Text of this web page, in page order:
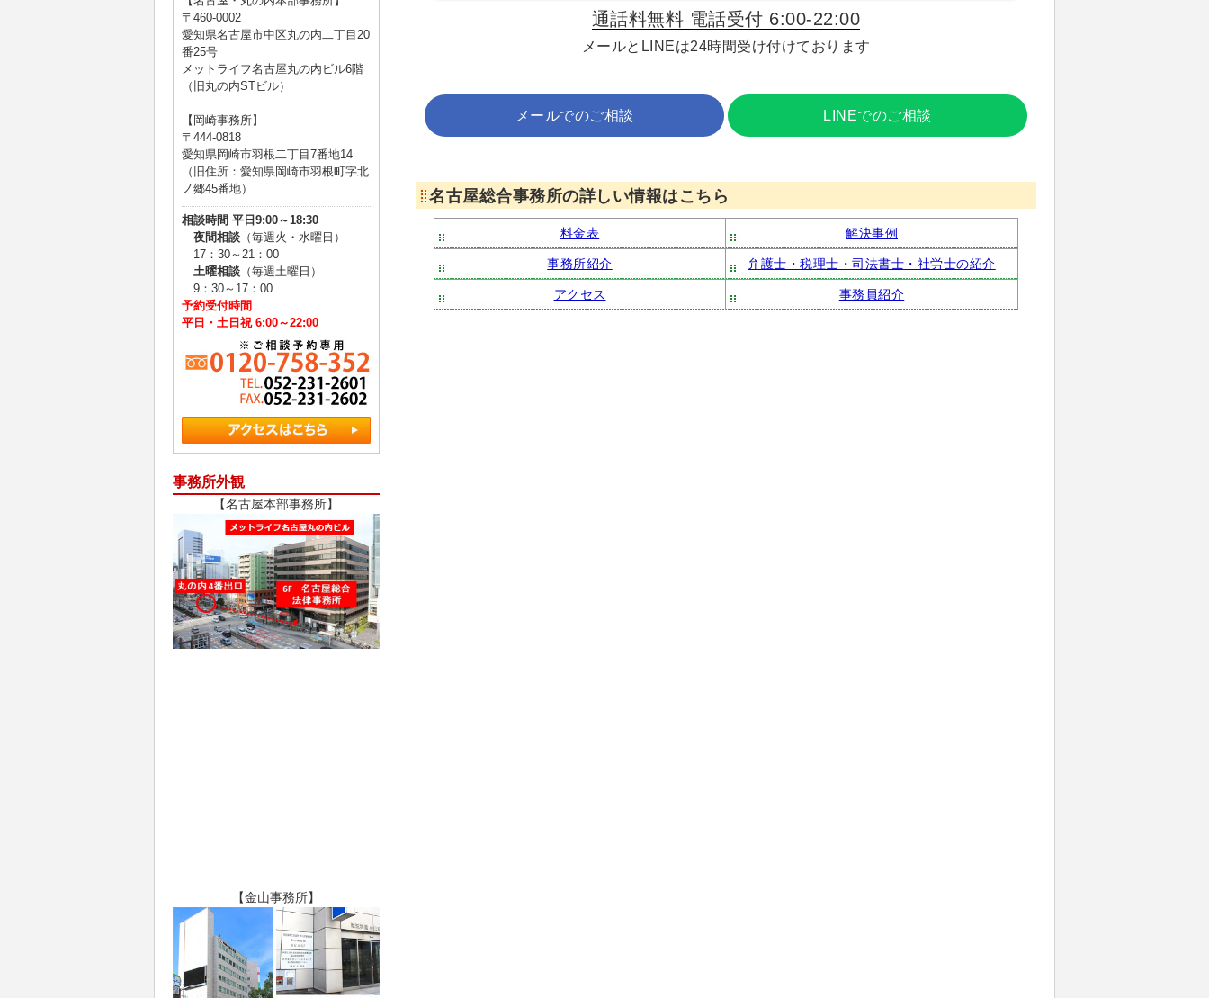
通話料無料 電話受付 6:00-22:00
メールとLINEは24時間受け付けております
メールでのご相談 LINEでのご相談
名古屋総合事務所の詳しい情報はこちら
料金表 解決事例
事務所紹介 弁護士・税理士・司法書士・社労士の紹介
アクセス 事務員紹介
〒460-0002
愛知県名古屋市中区丸の内二丁目20
番25号
メットライフ名古屋丸の内ビル6階
（旧丸の内STビル）
【岡崎事務所】
〒444-0818
愛知県岡崎市羽根二丁目7番地14
（旧住所：愛知県岡崎市羽根町字北
ノ郷45番地）
相談時間 平日9:00～18:30
夜間相談 （毎週火・水曜日）
17：30～21：00
土曜相談 （毎週土曜日）
9：30～17：00
予約受付時間
平日・土日祝 6:00～22:00
事務所外観
【名古屋本部事務所】
【金山事務所】